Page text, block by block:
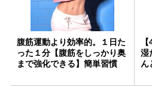
腹筋運動より効率的。１日た
った１分【腹筋をしっかり奥
まで強化できる】簡単習慣
湿
ん